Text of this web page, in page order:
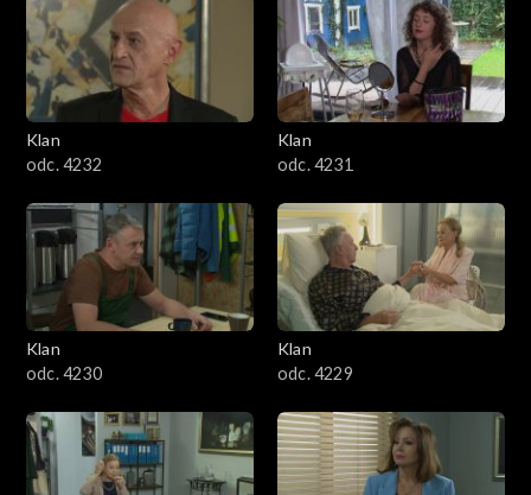
Klan
odc. 4232
Klan
odc. 4231
Klan
odc. 4230
Klan
odc. 4229